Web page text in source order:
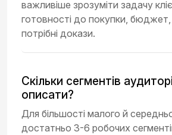
важливіше зрозуміти задачу
готовності до покупки, бюджет,
потрібні докази.
Скільки сегментів
описати?
Для більшості малого й
достатньо 3-6 робочих